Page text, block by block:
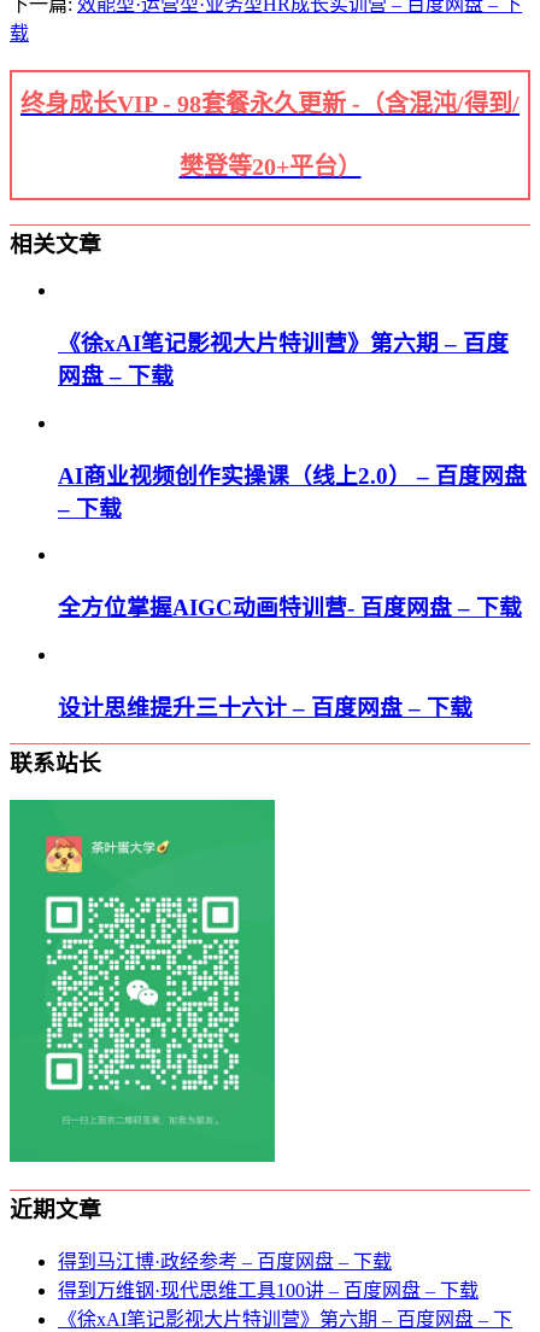
载
终身成长VIP - 98套餐永久更新 -（含混沌/得到/
樊登等20+平台）
相关文章
《徐xAI笔记影视大片特训营》第六期 – 百度
网盘 – 下载
AI商业视频创作实操课（线上2.0） – 百度网盘
– 下载
全方位掌握AIGC动画特训营- 百度网盘 – 下载
设计思维提升三十六计 – 百度网盘 – 下载
联系站长
近期文章
得到马江博·政经参考 – 百度网盘 – 下载
得到万维钢·现代思维⼯具100讲 – 百度网盘 – 下载
《徐xAI笔记影视大片特训营》第六期 – 百度网盘 – 下